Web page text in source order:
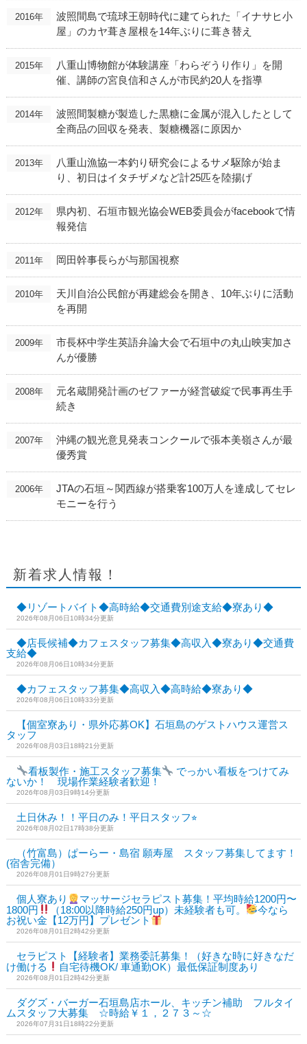
2016年
波照間島で琉球王朝時代に建てられた「イナサヒ小
屋」のカヤ葺き屋根を14年ぶりに葺き替え
2015年
八重山博物館が体験講座「わらぞうり作り」を開
催、講師の宮良信和さんが市民約20人を指導
2014年
波照間製糖が製造した黒糖に金属が混入したとして
全商品の回収を発表、製糖機器に原因か
2013年
八重山漁協一本釣り研究会によるサメ駆除が始ま
り、初日はイタチザメなど計25匹を陸揚げ
2012年
県内初、石垣市観光協会WEB委員会がfacebookで情
報発信
2011年 岡田幹事長らが与那国視察
2010年
天川自治公民館が再建総会を開き、10年ぶりに活動
を再開
2009年
市長杯中学生英語弁論大会で石垣中の丸山映実加さ
んが優勝
2008年
元名蔵開発計画のゼファーが経営破綻で民事再生手
続き
2007年
沖縄の観光意見発表コンクールで張本美嶺さんが最
優秀賞
2006年
JTAの石垣～関西線が搭乗客100万人を達成してセレ
モニーを行う
新着求人情報！
◆リゾートバイト◆高時給◆交通費別途支給◆寮あり◆
2026年08月06日10時34分更新
◆店長候補◆カフェスタッフ募集◆高収入◆寮あり◆交通費
支給◆
2026年08月06日10時34分更新
◆カフェスタッフ募集◆高収入◆高時給◆寮あり◆
2026年08月06日10時33分更新
【個室寮あり・県外応募OK】石垣島のゲストハウス運営ス
タッフ
2026年08月03日18時21分更新
看板製作・施工スタッフ募集
でっかい看板をつけてみ
ないか！ 現場作業経験者歓迎！
2026年08月03日9時14分更新
土日休み！！平日のみ！平日スタッフ⭐︎
2026年08月02日17時38分更新
（竹富島）ぱーらー・島宿 願寿屋 スタッフ募集してます！
(宿舎完備）
2026年08月01日9時27分更新
個人寮あり
マッサージセラピスト募集！平均時給1200円〜
1800円
（18:00以降時給250円up）未経験者も可。
今なら
お祝い金【12万円】プレゼント
2026年08月01日2時42分更新
セラピスト【経験者】業務委託募集！（好きな時に好きなだ
け働ける
自宅待機OK/ 車通勤OK）最低保証制度あり
2026年08月01日2時42分更新
ダグズ・バーガー石垣島店ホール、キッチン補助 フルタイ
ムスタッフ大募集 ☆時給￥１，２７３～☆
2026年07月31日18時22分更新